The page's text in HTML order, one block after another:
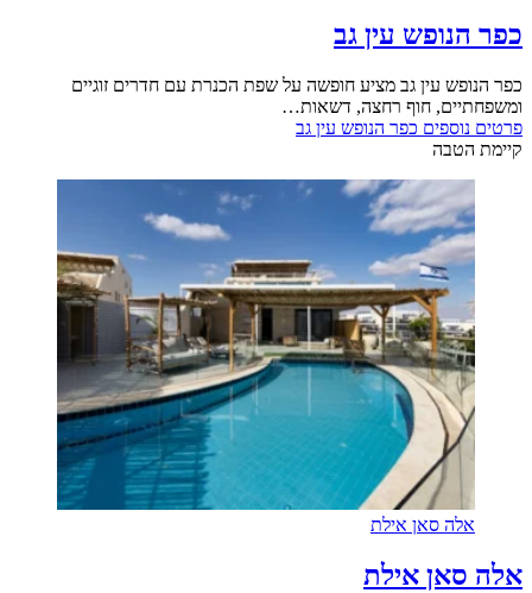
כפר הנופש עין גב
כפר הנופש עין גב מציע חופשה על שפת הכנרת עם חדרים זוגיים
ומשפחתיים, חוף רחצה, דשאות…
פרטים נוספים כפר הנופש עין גב
קיימת הטבה
אלה סאן אילת
אלה סאן אילת